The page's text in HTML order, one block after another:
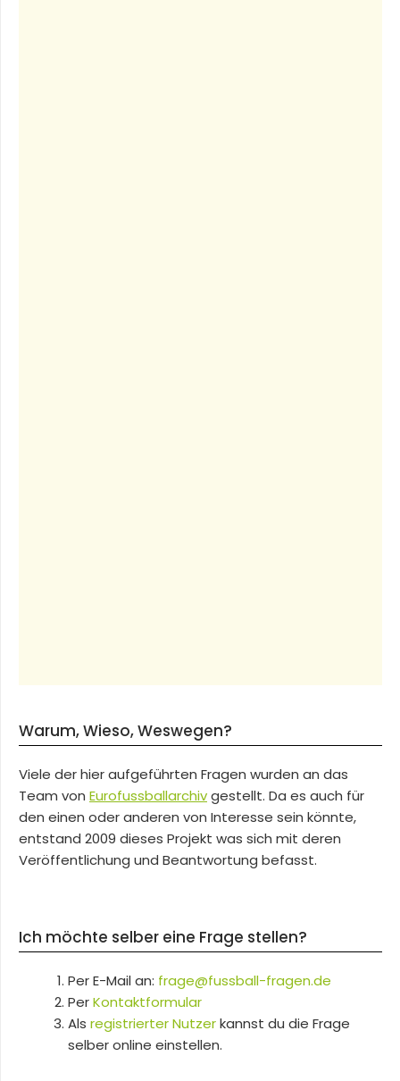
Warum, Wieso, Weswegen?
Viele der hier aufgeführten Fragen wurden an das
Team von Eurofussballarchivgestellt. Da es auch für
den einen oder anderen von Interesse sein könnte,
entstand 2009 dieses Projekt was sich mit deren
Veröffentlichung und Beantwortung befasst.
Ich möchte selber eine Frage stellen?
Per E-Mail an: frage@fussball-fragen.de
PerKontaktformular
Als registrierter Nutzerkannst du die Frage
selber online einstellen.